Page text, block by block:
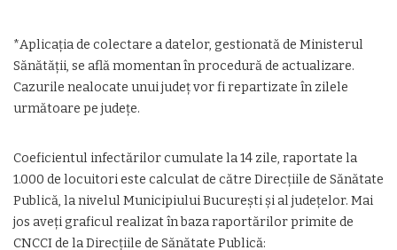
*Aplicația de colectare a datelor, gestionată de Ministerul
Sănătății, se află momentan în procedură de actualizare.
Cazurile nealocate unui județ vor fi repartizate în zilele
următoare pe județe.
Coeficientul infectărilor cumulate la 14 zile, raportate la
1.000 de locuitori este calculat de către Direcțiile de Sănătate
Publică, la nivelul Municipiului București și al județelor. Mai
jos aveți graficul realizat în baza raportărilor primite de
CNCCI de la Direcțiile de Sănătate Publică: